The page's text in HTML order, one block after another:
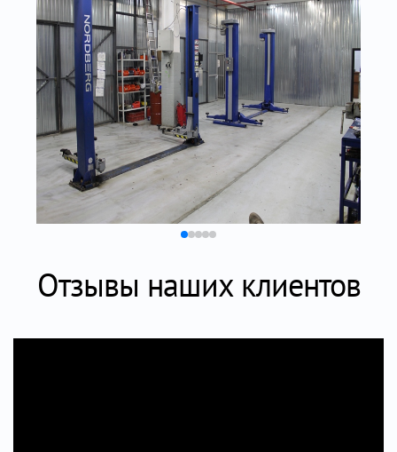
Отзывы наших клиентов